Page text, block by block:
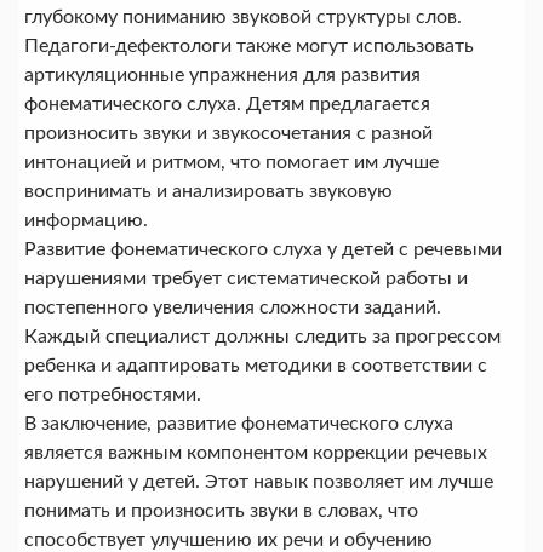
глубокому пониманию звуковой структуры слов.
Педагоги-дефектологи также могут использовать
артикуляционные упражнения для развития
фонематического слуха. Детям предлагается
произносить звуки и звукосочетания с разной
интонацией и ритмом, что помогает им лучше
воспринимать и анализировать звуковую
информацию.
Развитие фонематического слуха у детей с речевыми
нарушениями требует систематической работы и
постепенного увеличения сложности заданий.
Каждый специалист должны следить за прогрессом
ребенка и адаптировать методики в соответствии с
его потребностями.
В заключение, развитие фонематического слуха
является важным компонентом коррекции речевых
нарушений у детей. Этот навык позволяет им лучше
понимать и произносить звуки в словах, что
способствует улучшению их речи и обучению